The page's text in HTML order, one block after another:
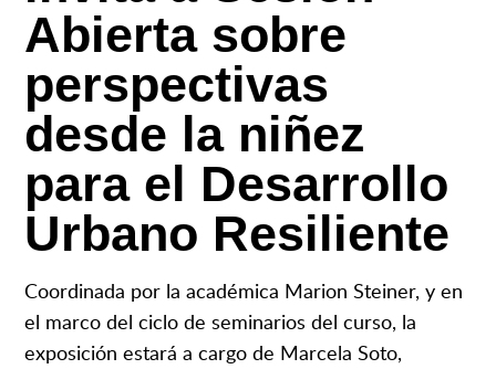
Abierta sobre
perspectivas
desde la niñez
para el Desarrollo
Urbano Resiliente
Coordinada por la académica Marion Steiner, y en
el marco del ciclo de seminarios del curso, la
exposición estará a cargo de Marcela Soto,